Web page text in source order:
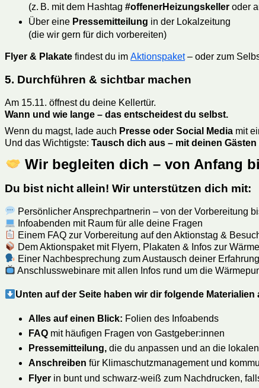
(z. B. mit dem Hashtag #offenerHeizungskeller oder
Über eine Pressemitteilung in der Lokalzeitung
(die wir gern für dich vorbereiten)
Flyer & Plakate findest du im Aktionspaket– oder zum
5. Durchführen & sichtbar machen
Am 15.11. öffnest du deine Kellertür.
Wann und wie lange – das entscheidest du selbst.
Wenn du magst, lade auch Presse oder Social Media mit
Und das Wichtigste: Tausch dich aus – mit deinen
Wir begleiten dich – von Anfang
Du bist nicht allein! Wir unterstützen dich mit:
Persönlicher Ansprechpartnerin – von der Vorbereitung
Infoabenden mit Raum für alle deine Fragen
Einem FAQ zur Vorbereitung auf den Aktionstag &
Dem Aktionspaket mit Flyern, Plakaten & Infos zur
Einer Nachbesprechung zum Austausch deiner
Anschlusswebinare mit allen Infos rund um die
Unten auf der Seite haben wir dir folgende Materialien
Alles auf einen Blick: Folien des Infoabends
FAQ mit häufigen Fragen von Gastgeber:innen
Pressemitteilung, die du anpassen und an die
Anschreiben für Klimaschutzmanagement und
Flyer in bunt und schwarz-weiß zum Nachdrucken,